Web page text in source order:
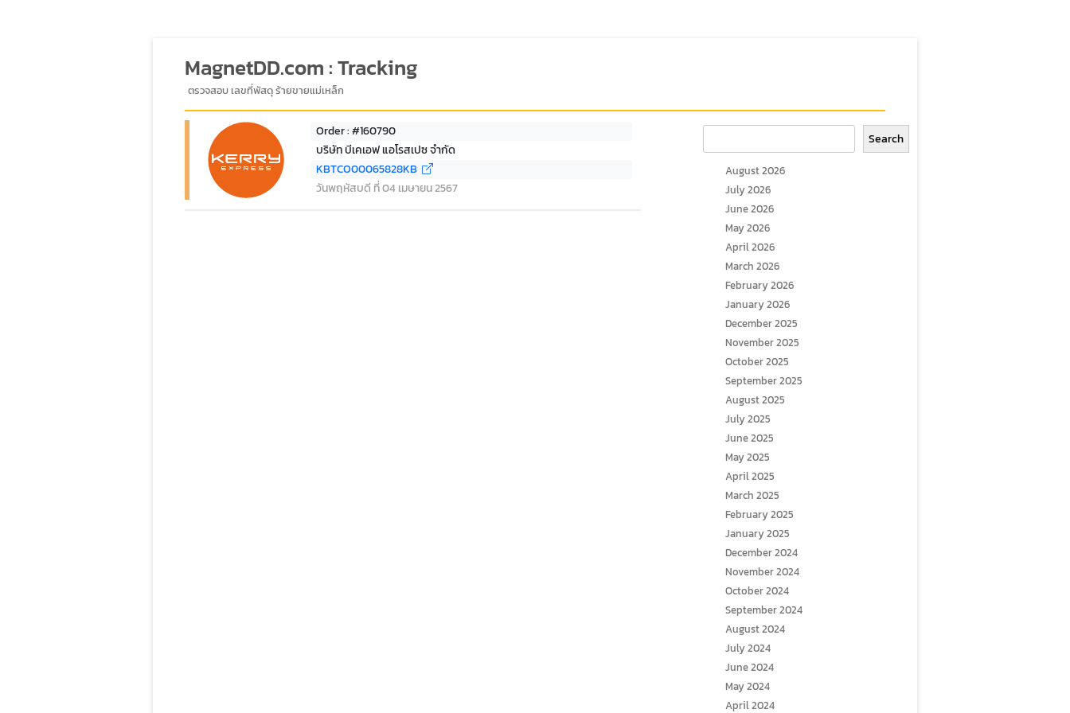
MagnetDD.com : Tracking
ตรวจสอบ เลขที่พัสดุ ร้ายขายแม่เหล็ก
Order : #160790
บริษัท บีเคเอฟ แอโรสเปซ จำกัด
KBTCO00065828KB
วันพฤหัสบดี ที่ 04 เมษายน 2567
Search
August 2026
July 2026
June 2026
May 2026
April 2026
March 2026
February 2026
January 2026
December 2025
November 2025
October 2025
September 2025
August 2025
July 2025
June 2025
May 2025
April 2025
March 2025
February 2025
January 2025
December 2024
November 2024
October 2024
September 2024
August 2024
July 2024
June 2024
May 2024
April 2024